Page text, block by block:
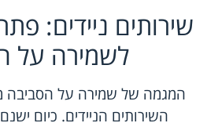
שירותים ניידים:
לשמירה על
המגמה של שמירה על הסביבה
השירותים הניידים. כיום